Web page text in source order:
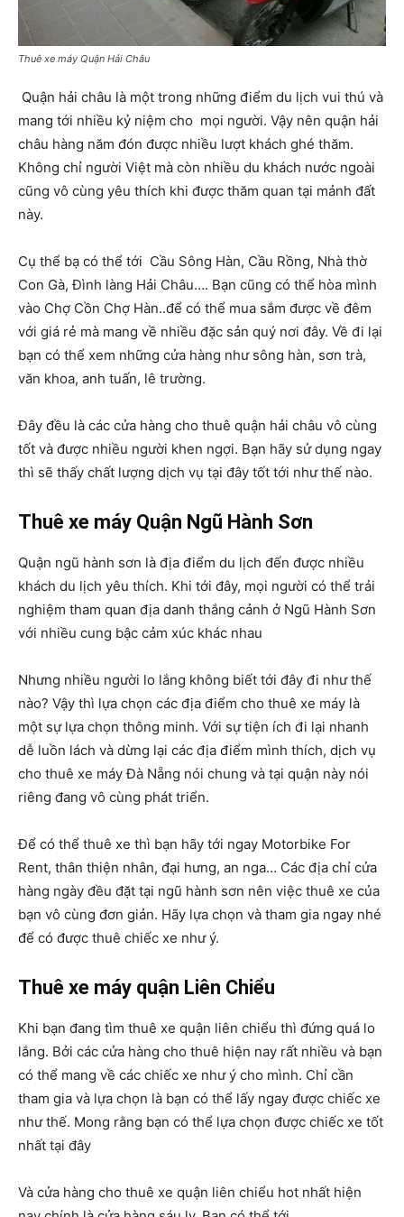
Thuê xe máy Quận Hải Châu
Quận hải châu là một trong những điểm du lịch vui thú và
mang tới nhiều kỷ niệm cho mọi người. Vậy nên quận hải
châu hàng năm đón được nhiều lượt khách ghé thăm.
Không chỉ người Việt mà còn nhiều du khách nước ngoài
cũng vô cùng yêu thích khi được thăm quan tại mảnh đất
này.
Cụ thể bạ có thể tới Cầu Sông Hàn, Cầu Rồng, Nhà thờ
Con Gà, Đình làng Hải Châu…. Bạn cũng có thể hòa mình
vào Chợ Cồn Chợ Hàn..để có thể mua sắm được về đêm
với giá rẻ mà mang về nhiều đặc sản quý nơi đây. Về đi lại
bạn có thể xem những cửa hàng như sông hàn, sơn trà,
văn khoa, anh tuấn, lê trường.
Đây đều là các cửa hàng cho thuê quận hải châu vô cùng
tốt và được nhiều người khen ngợi. Bạn hãy sử dụng ngay
thì sẽ thấy chất lượng dịch vụ tại đây tốt tới như thế nào.
Thuê xe máy Quận Ngũ Hành Sơn
Quận ngũ hành sơn là địa điểm du lịch đến được nhiều
khách du lịch yêu thích. Khi tới đây, mọi người có thể trải
nghiệm tham quan địa danh thắng cảnh ở Ngũ Hành Sơn
với nhiều cung bậc cảm xúc khác nhau
Nhưng nhiều người lo lắng không biết tới đây đi như thế
nào? Vậy thì lựa chọn các địa điểm cho thuê xe máy là
một sự lựa chọn thông minh. Với sự tiện ích đi lại nhanh
dễ luồn lách và dừng lại các địa điểm mình thích, dịch vụ
cho thuê xe máy Đà Nẵng nói chung và tại quận này nói
riêng đang vô cùng phát triển.
Để có thể thuê xe thì bạn hãy tới ngay Motorbike For
Rent, thân thiện nhân, đại hưng, an nga… Các địa chỉ cửa
hàng ngày đều đặt tại ngũ hành sơn nên việc thuê xe của
bạn vô cùng đơn giản. Hãy lựa chọn và tham gia ngay nhé
để có được thuê chiếc xe như ý.
Thuê xe máy quận Liên Chiểu
Khi bạn đang tìm thuê xe quận liên chiểu thì đứng quá lo
lắng. Bởi các cửa hàng cho thuê hiện nay rất nhiều và bạn
có thể mang về các chiếc xe như ý cho mình. Chỉ cần
tham gia và lựa chọn là bạn có thể lấy ngay được chiếc xe
như thế. Mong rằng bạn có thể lựa chọn được chiếc xe tốt
nhất tại đây
Và cửa hàng cho thuê xe quận liên chiểu hot nhất hiện